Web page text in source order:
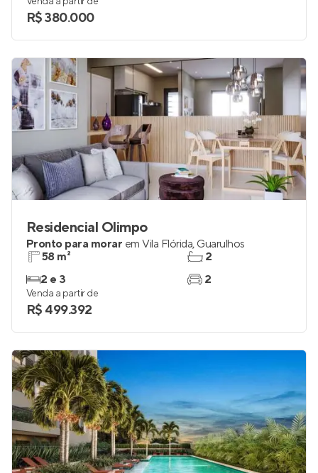
R$ 380.000
Residencial Olimpo
Pronto para morar em Vila Flórida, Guarulhos
58 m²
2 e 3
2
2
Venda a partir de
R$ 499.392